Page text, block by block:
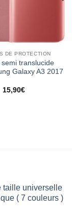
DE PROTECTION
translucide
Galaxy A3 2017
15,90€
taille universelle
( 7 couleurs )